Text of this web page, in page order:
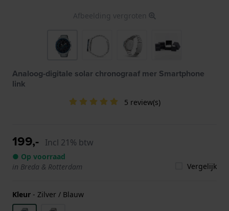
Afbeelding vergroten
Analoog-digitale solar chronograaf mer Smartphone
link
5 review(s)
199,- Incl 21% btw
● Op voorraad
in Breda & Rotterdam
Vergelijk
Kleur - Zilver / Blauw